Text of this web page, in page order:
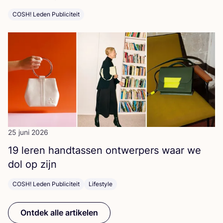
COSH! Leden Publiciteit
25 juni 2026
19 leren hand­tas­sen ont­wer­pers waar we
dol op zijn
COSH! Leden Publiciteit Lifestyle
Ontdek alle artikelen